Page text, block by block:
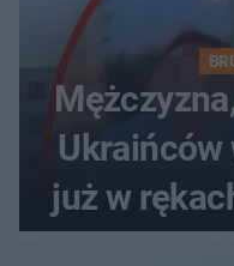
Ukraińców
już w